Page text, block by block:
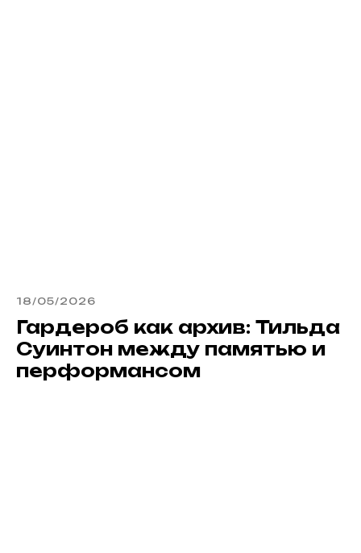
18/05/2026
Гардероб как архив: Тильда
Суинтон между памятью и
перформансом